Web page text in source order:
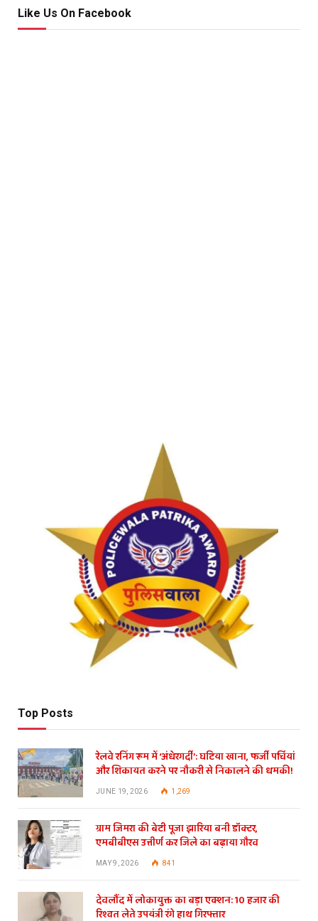
Like Us On Facebook
Top Posts
रेलवे रनिंग रूम में ‘अंधेरगर्दी’: घटिया खाना, फर्जी पर्चियां
और शिकायत करने पर नौकरी से निकालने की धमकी!
JUNE 19, 2026 1,269
ग्राम जिमरा की बेटी पूजा झारिया बनी डॉक्टर,
एमबीबीएस उत्तीर्ण कर जिले का बढ़ाया गौरव
MAY 9, 2026 841
देवलौंद में लोकायुक्त का बड़ा एक्शन: 10 हजार की
रिश्वत लेते उपयंत्री रंगे हाथ गिरफ्तार